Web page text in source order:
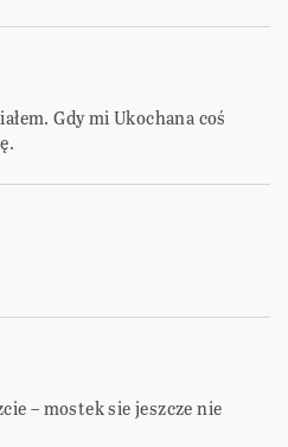
Gdy mi Ukochana coś
– mostek sie jeszcze nie